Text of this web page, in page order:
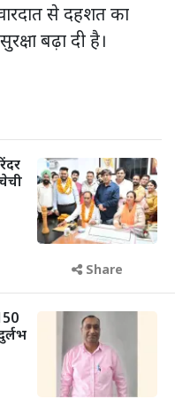
से दहशत का
बढ़ा दी है।
Share